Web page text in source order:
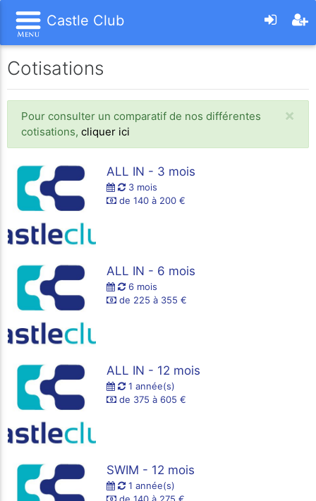
Castle Club
Cotisations
×
Pour consulter un comparatif de nos différentes
cotisations, cliquer ici
ALL IN - 3 mois
3 mois
de 140 à 200 €
ALL IN - 6 mois
6 mois
de 225 à 355 €
ALL IN - 12 mois
1 année(s)
de 375 à 605 €
SWIM - 12 mois
1 année(s)